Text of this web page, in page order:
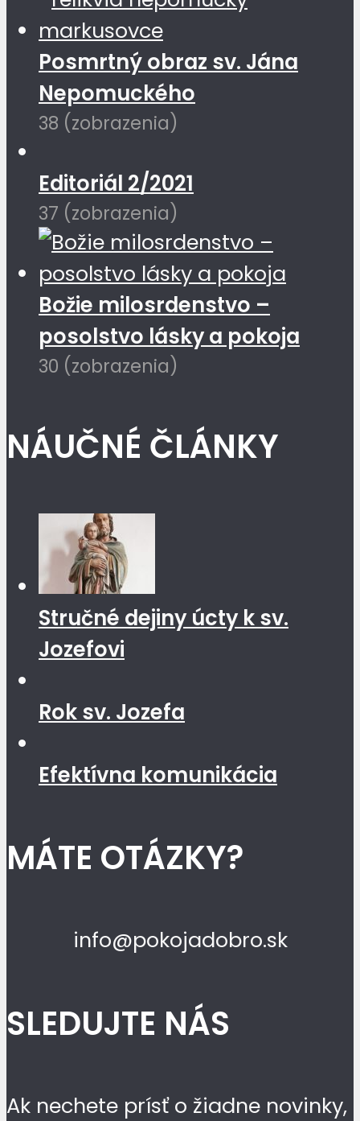
Posmrtný obraz sv. Jána
Nepomuckého
38 (zobrazenia)
Editoriál 2/2021
37 (zobrazenia)
Božie milosrdenstvo –
posolstvo lásky a pokoja
30 (zobrazenia)
NÁUČNÉ ČLÁNKY
Stručné dejiny úcty k sv.
Jozefovi
Rok sv. Jozefa
Efektívna komunikácia
MÁTE OTÁZKY?
info@pokojadobro.sk
SLEDUJTE NÁS
Ak nechete prísť o žiadne novinky,